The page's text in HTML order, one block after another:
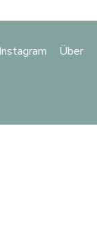
Instagram
Über